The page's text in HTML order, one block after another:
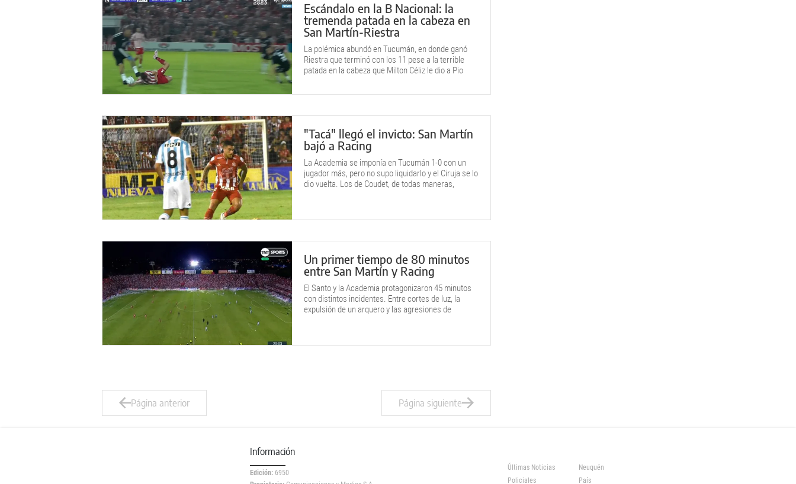
Escándalo en la B Nacional: la
tremenda patada en la cabeza en
San Martín-Riestra
La polémica abundó en Tucumán, en donde ganó
Riestra que terminó con los 11 pese a la terrible
patada en la cabeza que Milton Céliz le dio a Pio
"Tacá" llegó el invicto: San Martín
bajó a Racing
La Academia se imponía en Tucumán 1-0 con un
jugador más, pero no supo liquidarlo y el Ciruja se lo
dio vuelta. Los de Coudet, de todas maneras,
Un primer tiempo de 80 minutos
entre San Martín y Racing
El Santo y la Academia protagonizaron 45 minutos
con distintos incidentes. Entre cortes de luz, la
expulsión de un arquero y las agresiones de
Página anterior Página siguiente
Información
Edición: 6950
Últimas Noticias
Neuquén
Policiales
País